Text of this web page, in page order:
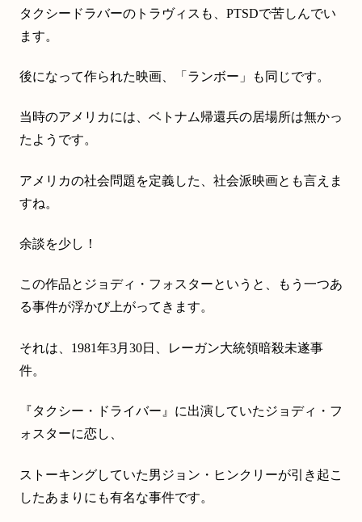
タクシードラバーのトラヴィスも、PTSDで苦しんでい
ます。
後になって作られた映画、「ランボー」も同じです。
当時のアメリカには、ベトナム帰還兵の居場所は無かっ
たようです。
アメリカの社会問題を定義した、社会派映画とも言えま
すね。
余談を少し！
この作品とジョディ・フォスターというと、もう一つあ
る事件が浮かび上がってきます。
それは、1981年3月30日、レーガン大統領暗殺未遂事
件。
『タクシー・ドライバー』に出演していたジョディ・フ
ォスターに恋し、
ストーキングしていた男ジョン・ヒンクリーが引き起こ
したあまりにも有名な事件です。